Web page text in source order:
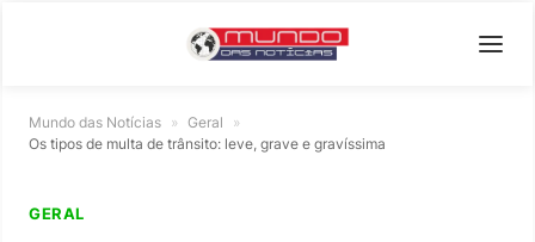
Mundo das Notícias » Geral
»
Os tipos de multa de trânsito: leve, grave e gravíssima
GERAL